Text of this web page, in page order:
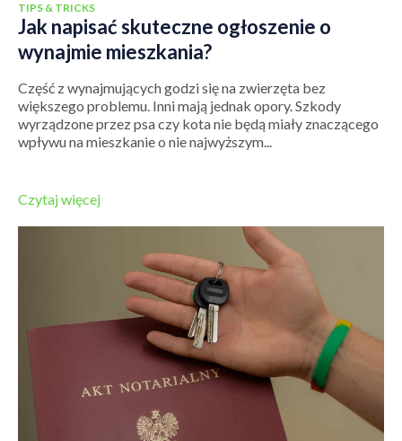
TIPS & TRICKS
Jak napisać skuteczne ogłoszenie o
wynajmie mieszkania?
Część z wynajmujących godzi się na zwierzęta bez
większego problemu. Inni mają jednak opory. Szkody
wyrządzone przez psa czy kota nie będą miały znaczącego
wpływu na mieszkanie o nie najwyższym...
Czytaj więcej